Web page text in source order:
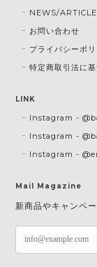
NEWS/ARTICLE
お問い合わせ
プライバシーポリ
特定商取引法に
LINK
Instagram -
Instagram -
Instagram -
Mail Magazine
新商品やキャンペ